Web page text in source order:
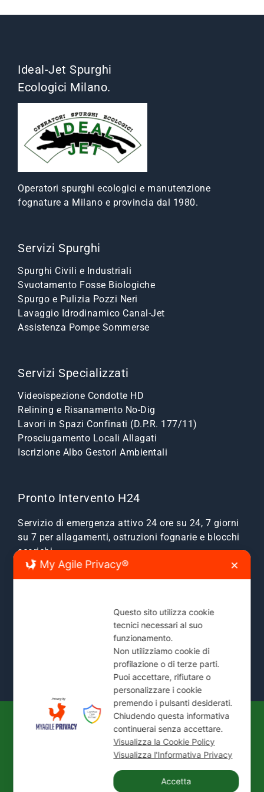
Ideal-Jet Spurghi
Ecologici Milano.
Operatori spurghi ecologici e manutenzione
fognature a Milano e provincia dal 1980.
Servizi Spurghi
Spurghi Civili e Industriali
Svuotamento Fosse Biologiche
Spurgo e Pulizia Pozzi Neri
Lavaggio Idrodinamico Canal-Jet
Assistenza Pompe Sommerse
Servizi Specializzati
Videoispezione Condotte HD
Relining e Risanamento No-Dig
Lavori in Spazi Confinati (D.P.R. 177/11)
Prosciugamento Locali Allagati
Iscrizione Albo Gestori Ambientali
Pronto Intervento H24
Servizio di emergenza attivo 24 ore su 24, 7 giorni
su 7 per allagamenti, ostruzioni fognarie e blocchi
scarichi.
Mostra Tutte le Zone Servite →
© 2026
IDEAL JET S.N.C. DI PREZIOSO
| P. IVA / C.F.: 02066180965 |
REA: MI-1339524 | Via Pisa 200/28 - 20099 Sesto
San Giovanni (MI)
My Agile Privacy® ✕
Questo sito utilizza cookie
tecnici necessari al suo
funzionamento.
Non utilizziamo cookie di
profilazione o di terze parti.
Puoi accettare, rifiutare o
personalizzare i cookie
premendo i pulsanti desiderati.
Chiudendo questa informativa
continuerai senza accettare.
Visualizza la Cookie Policy
Visualizza l'Informativa Privacy
Accetta